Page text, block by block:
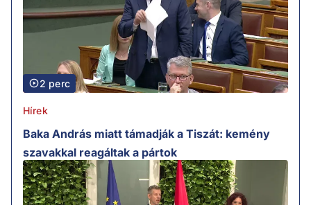
2 perc
Hírek
Baka András miatt támadják a Tiszát: kemény
szavakkal reagáltak a pártok